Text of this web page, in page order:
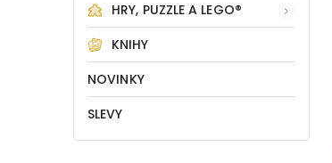
HRY, PUZZLE A LEGO®
KNIHY
NOVINKY
SLEVY